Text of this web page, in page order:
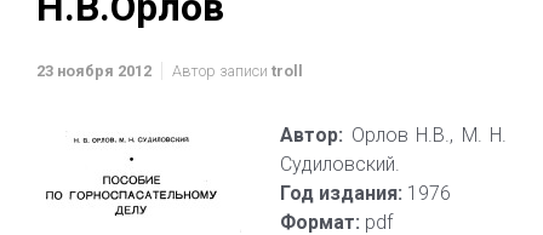
23 ноября 2012 Автор записи troll
Автор: Орлов Н.В., М. Н.
Судиловский.
Год издания: 1976
Формат: pdf